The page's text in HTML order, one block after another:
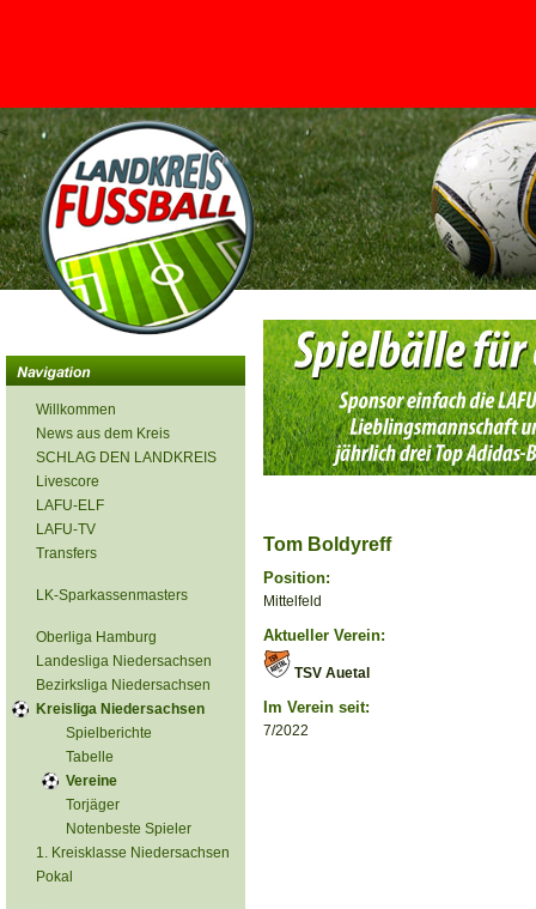
<
Willkommen
News aus dem Kreis
SCHLAG DEN LANDKREIS
Livescore
LAFU-ELF
LAFU-TV
Transfers
LK-Sparkassenmasters
Oberliga Hamburg
Landesliga Niedersachsen
Bezirksliga Niedersachsen
Kreisliga Niedersachsen
Spielberichte
Tabelle
Vereine
Torjäger
Notenbeste Spieler
1. Kreisklasse Niedersachsen
Pokal
Tom Boldyreff
Position:
Mittelfeld
Aktueller Verein:
TSV Auetal
Im Verein seit:
7/2022